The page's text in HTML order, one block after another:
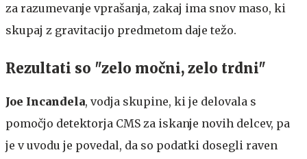
za razumevanje vprašanja, zakaj ima snov maso, ki
skupaj z gravitacijo predmetom daje težo.
Rezultati so "zelo močni, zelo trdni"
Joe Incandela, vodja skupine, ki je delovala s
pomočjo detektorja CMS za iskanje novih delcev, pa
je v uvodu je povedal, da so podatki dosegli raven